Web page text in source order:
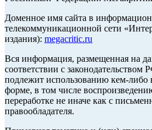
Доменное имя сайта в
телекоммуникационной сети
издания): megacritic.ru
Вся информация, размещенная на
соответствии с законодательством
подлежит использованию кем-либо
форме, в том числе
переработке не иначе как с
правообладателя.